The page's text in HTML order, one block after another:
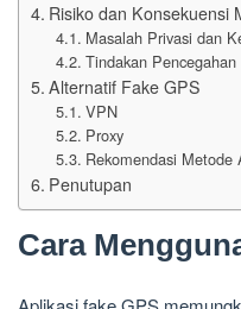
Risiko dan Konsekuensi
Masalah Privasi dan
Tindakan Pencegahan
Alternatif Fake GPS
VPN
Proxy
Rekomendasi Metode
Penutupan
Cara